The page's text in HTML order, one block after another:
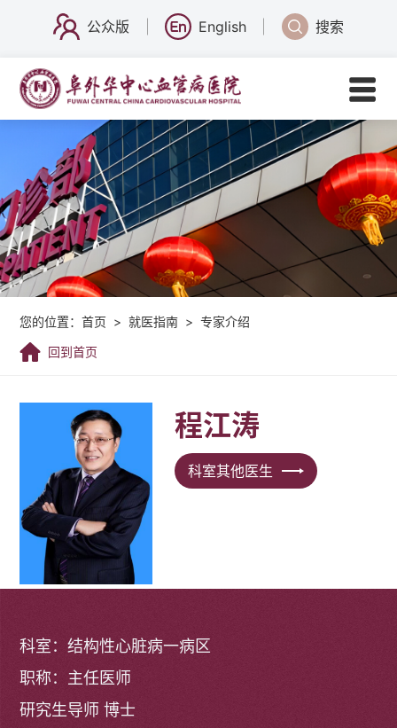
公众版 English 搜索
您的位置：首页 > 就医指南 > 专家介绍
回到首页
程江涛
科室其他医生
科室：结构性心脏病一病区
职称：主任医师
研究生导师 博士